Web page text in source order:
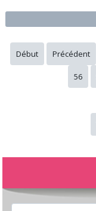
Début Précédent
56